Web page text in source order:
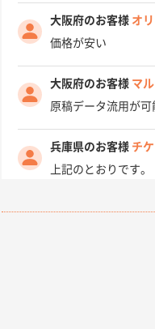
大阪府のお客様 オ
価格が安い
大阪府のお客様 マ
原稿データ流用が
兵庫県のお客様 チ
上記のとおりです。
愛知県I社様 【オー